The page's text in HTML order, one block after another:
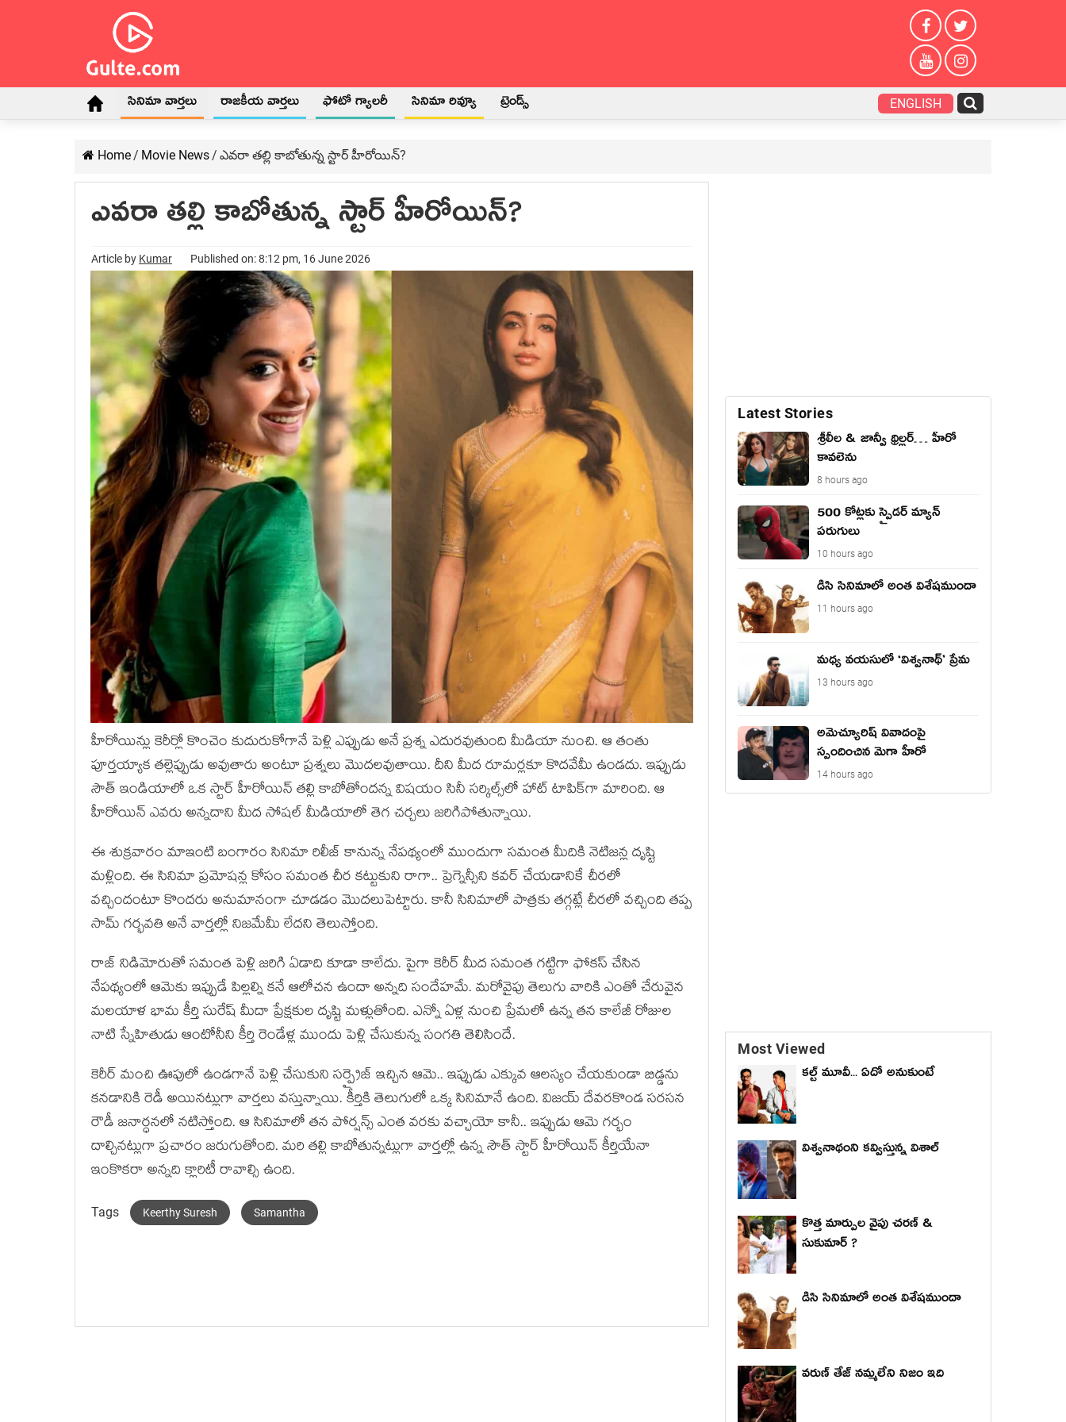
సినిమా వార్తలు రాజకీయ వార్తలు ఫోటో గ్యాలరీ సినిమా రివ్యూ ట్రెండ్స్ ENGLISH
Home/ Movie News/ ఎవ‌రా త‌ల్లి కాబోతున్న స్టార్ హీరోయిన్?
ఎవ‌రా త‌ల్లి కాబోతున్న స్టార్ హీరోయిన్?
Article by Kumar Published on: 8:12 pm, 16 June 2026
హీరోయిన్లు కెరీర్లో కొంచెం కుదురుకోగానే పెళ్లి ఎప్పుడు అనే ప్ర‌శ్న ఎదుర‌వుతుంది మీడియా నుంచి. ఆ తంతు
పూర్త‌య్యాక త‌ల్లెప్పుడు అవుతారు అంటూ ప్ర‌శ్న‌లు మొద‌ల‌వుతాయి. దీని మీద రూమ‌ర్ల‌కూ కొద‌వేమీ ఉండ‌దు. ఇప్పుడు
సౌత్ ఇండియాలో ఒక స్టార్ హీరోయిన్ త‌ల్లి కాబోతోంద‌న్న విష‌యం సినీ స‌ర్కిల్స్‌లో హాట్ టాపిక్‌గా మారింది. ఆ
హీరోయిన్ ఎవ‌రు అన్న‌దాని మీద సోష‌ల్ మీడియాలో తెగ చ‌ర్చ‌లు జ‌రిగిపోతున్నాయి.
ఈ శుక్ర‌వారం మాఇంటి బంగారం సినిమా రిలీజ్ కానున్న నేప‌థ్యంలో ముందుగా స‌మంత మీదికి నెటిజ‌న్ల దృష్టి
మ‌ళ్లింది. ఈ సినిమా ప్ర‌మోష‌న్ల కోసం స‌మంత చీర క‌ట్టుకుని రాగా.. ప్రెగ్నెన్సీని క‌వ‌ర్ చేయ‌డానికే చీర‌లో
వ‌చ్చిందంటూ కొంద‌రు అనుమానంగా చూడ‌డం మొద‌లుపెట్టారు. కానీ సినిమాలో పాత్రకు త‌గ్గ‌ట్లే చీర‌లో వ‌చ్చింది త‌ప్ప
సామ్ గ‌ర్భ‌వ‌తి అనే వార్త‌ల్లో నిజ‌మేమీ లేద‌ని తెలుస్తోంది.
రాజ్ నిడిమోరుతో స‌మంత పెళ్లి జ‌రిగి ఏడాది కూడా కాలేదు. పైగా కెరీర్ మీద స‌మంత గ‌ట్టిగా ఫోక‌స్ చేసిన
నేప‌థ్యంలో ఆమెకు ఇప్పుడే పిల్ల‌ల్ని క‌నే ఆలోచ‌న ఉందా అన్న‌ది సందేహ‌మే. మ‌రోవైపు తెలుగు వారికి ఎంతో చేరువైన
మ‌ల‌యాళ భామ కీర్తి సురేష్ మీదా ప్రేక్ష‌కుల దృష్టి మ‌ళ్లుతోంది. ఎన్నో ఏళ్ల నుంచి ప్రేమ‌లో ఉన్న త‌న కాలేజీ రోజుల‌
నాటి స్నేహితుడు ఆంటోనీని కీర్తి రెండేళ్ల ముందు పెళ్లి చేసుకున్న సంగ‌తి తెలిసిందే.
కెరీర్ మంచి ఊపులో ఉండ‌గానే పెళ్లి చేసుకుని స‌ర్ప్రైజ్ ఇచ్చిన ఆమె.. ఇప్పుడు ఎక్కువ ఆల‌స్యం చేయ‌కుండా బిడ్డ‌ను
క‌న‌డానికి రెడీ అయిన‌ట్లుగా వార్త‌లు వ‌స్తున్నాయి. కీర్తికి తెలుగులో ఒక్క సినిమానే ఉంది. విజ‌య్ దేవ‌ర‌కొండ స‌ర‌స‌న
రౌడీ జ‌నార్ధ‌న‌లో న‌టిస్తోంది. ఆ సినిమాలో త‌న‌ పోర్ష‌న్స్ ఎంత వ‌ర‌కు వ‌చ్చాయో కానీ.. ఇప్పుడు ఆమె గ‌ర్భం
దాల్చిన‌ట్లుగా ప్ర‌చారం జ‌రుగుతోంది. మ‌రి త‌ల్లి కాబోతున్న‌ట్లుగా వార్త‌ల్లో ఉన్న సౌత్ స్టార్ హీరోయిన్ కీర్తియేనా
ఇంకొక‌రా అన్న‌ది క్లారిటీ రావాల్సి ఉంది.
Tags Keerthy Suresh Samantha
Latest Stories
శ్రీలీల & జాన్వీ థ్రిల్లర్… హీరో
కావలెను
8 hours ago
500 కోట్లకు స్పైడర్ మ్యాన్
పరుగులు
10 hours ago
డిసి సినిమాలో అంత విశేషముందా
11 hours ago
మధ్య వయసులో ‘విశ్వనాథ్’ ప్రేమ
13 hours ago
అమెచ్యూరిష్ వివాదంపై
స్పందించిన మెగా హీరో
14 hours ago
Most Viewed
కల్ట్ మూవీ... ఏదో అనుకుంటే
విశ్వనాథంని కవ్విస్తున్న విశాల్
కొత్త మార్పుల వైపు చరణ్ &
సుకుమార్ ?
డిసి సినిమాలో అంత విశేషముందా
వరుణ్ తేజ్ నమ్మలేని నిజం ఇది